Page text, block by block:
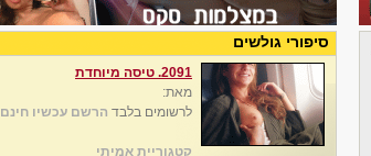
סיפורי גולשים
2091. טיסה מיוחדת
מאת:
לרשומים בלבד הרשם עכשיו חינם
קטגוריית אמיתי